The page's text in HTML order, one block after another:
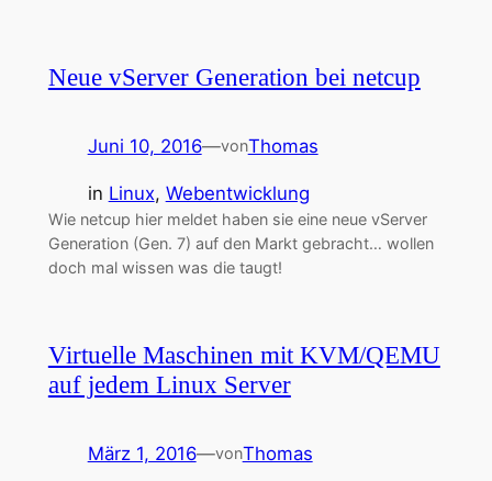
Neue vServer Generation bei netcup
Juni 10, 2016—vonThomas
in Linux, Webentwicklung
Wie netcup hier meldet haben sie eine neue vServer
Generation (Gen. 7) auf den Markt gebracht… wollen
doch mal wissen was die taugt!
Virtuelle Maschinen mit KVM/QEMU
auf jedem Linux Server
März 1, 2016—vonThomas